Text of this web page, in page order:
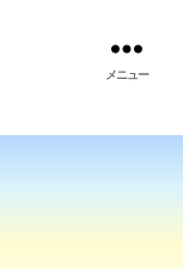
メニュー